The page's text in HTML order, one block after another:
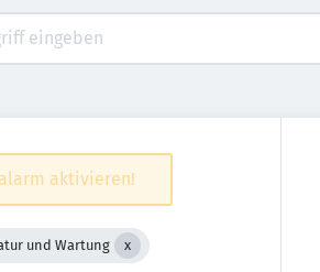
aktivieren!
und Wartung